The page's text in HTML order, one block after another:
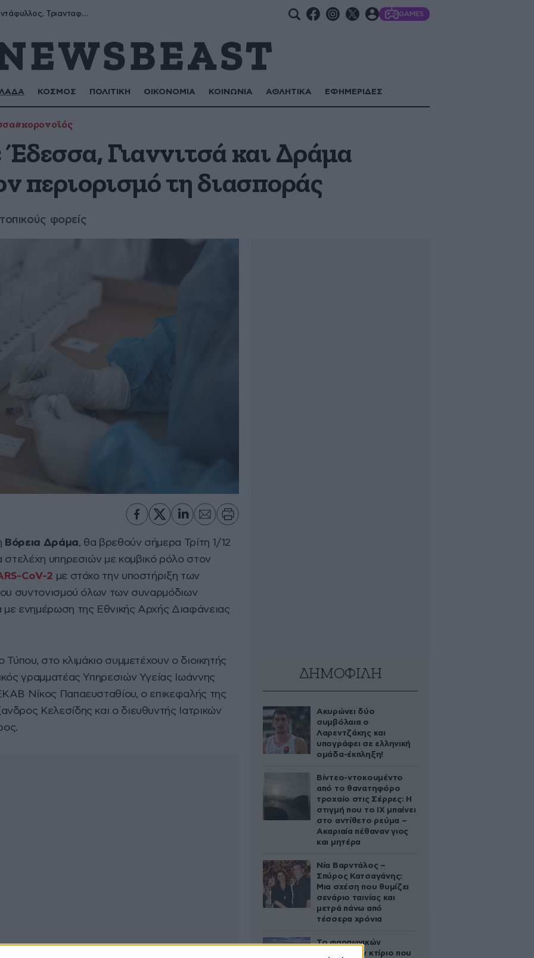
Μύρων, Τριαντάφυλλος, Τριανταφυλλιά, Φυλλιώ, Ρόζα GAMES
ΚΟΣΜΟΣ ΠΟΛΙΤΙΚΗ ΟΙΚΟΝΟΜΙΑ ΚΟΙΝΩΝΙΑ ΑΘΛΗΤΙΚΑ ΕΦΗΜΕΡΙΔΕΣ
#κορονοϊός
Έδεσσα, Γιαννιτσά και Δράμα
περιορισμό τη διασποράς
φορείς
Βόρεια Δράμα, θα βρεθούν σήμερα Τρίτη 1/12
στελέχη υπηρεσιών με κομβικό ρόλο στον
CoV-2 με στόχο την υποστήριξη των
συντονισμού όλων των συναρμόδιων
ενημέρωση της Εθνικής Αρχής Διαφάνειας
στο κλιμάκιο συμμετέχουν ο διοικητής
γραμματέας Υπηρεσιών Υγείας Ιωάννης
Νίκος Παπαευσταθίου, ο επικεφαλής της
Κελεσίδης και ο διευθυντής Ιατρικών
ΔΗΜΟΦΙΛΗ
Ακυρώνει δύο
συμβόλαια ο
Λαρεντζάκης και
υπογράφει σε ελληνική
ομάδα-έκπληξη!
Βίντεο-ντοκουμέντο
από το θανατηφόρο
τροχαίο στις Σέρρες: Η
στιγμή που το ΙΧ μπαίνει
στο αντίθετο ρεύμα –
Ακαριαία πέθαναν γιος
και μητέρα
Νία Βαρντάλος –
Σπύρος Κατσαγάνης:
Μια σχέση που θυμίζει
σενάριο ταινίας και
μετρά πάνω από
τέσσερα χρόνια
Το φαραωνικών
διαστάσεων κτίριο που